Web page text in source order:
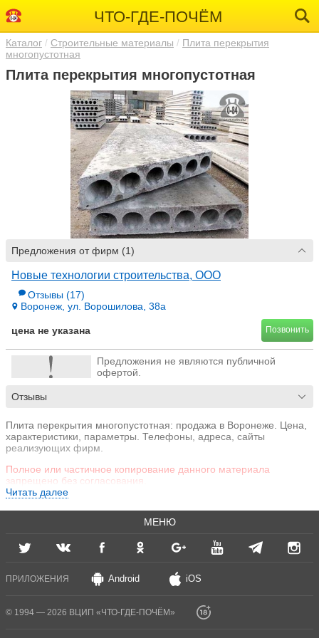
ЧТО-ГДЕ-ПОЧЁМ
Каталог Строительные материалы
Плита перекрытия
многопустотная
Плита перекрытия многопустотная
Предложения от фирм (1)
Новые технологии строительства, ООО
Отзывы (17)
Воронеж, ул. Ворошилова, 38а
цена не указана Позвонить
Предложения не являются публичной
офертой.
Отзывы
Плита перекрытия многопустотная: продажа в Воронеже. Цена,
характеристики, параметры. Телефоны, адреса, сайты
реализующих фирм.
Полное или частичное копирование данного материала
запрещено без согласования.
Читать далее
МЕНЮ
ПРИЛОЖЕНИЯ Android iOS
© 1994 — 2026 ВЦИП «ЧТО-ГДЕ-ПОЧЁМ»